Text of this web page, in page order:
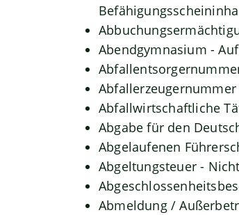
Abendgymnasium -
Abfallwirtschaftliche
Abgabe für den
Abgelaufenen
Abgeltungsteuer -
Abmeldung /